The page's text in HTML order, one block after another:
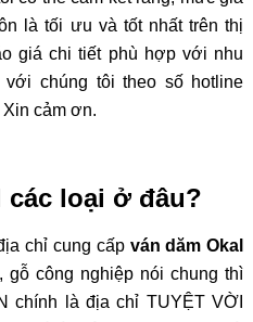
là tối ưu và tốt nhất trên thị
giá chi tiết phù hợp với nhu
chúng tôi theo số hotline
cảm ơn.
các loại ở đâu?
chỉ cung cấp ván dăm Okal
gỗ công nghiệp nói chung thì
chính là địa chỉ TUYỆT VỜI